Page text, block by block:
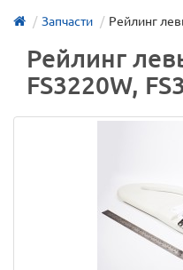
Запчасти Рейлинг
Рейлинг
FS3220W,